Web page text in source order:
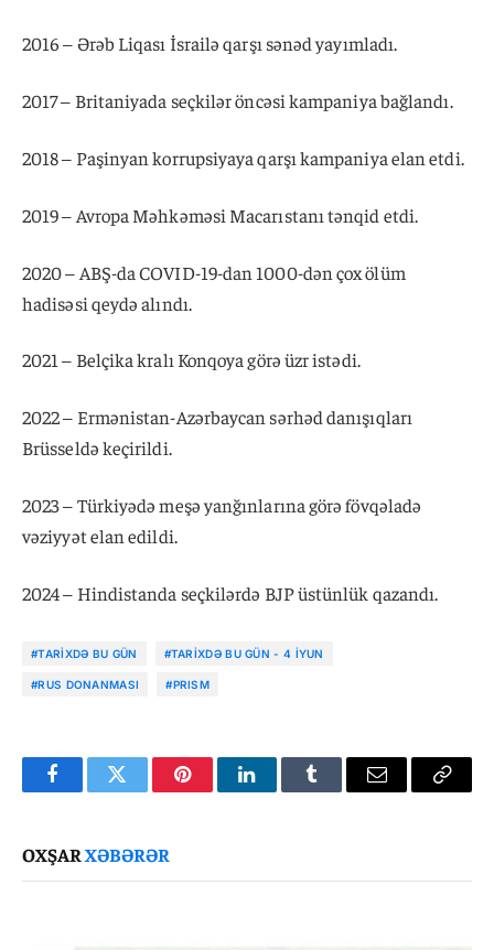
2016 – Ərəb Liqası İsrailə qarşı sənəd yayımladı.
2017 – Britaniyada seçkilər öncəsi kampaniya bağlandı.
2018 – Paşinyan korrupsiyaya qarşı kampaniya elan etdi.
2019 – Avropa Məhkəməsi Macarıstanı tənqid etdi.
2020 – ABŞ-da COVID-19-dan 1000-dən çox ölüm
hadisəsi qeydə alındı.
2021 – Belçika kralı Konqoya görə üzr istədi.
2022 – Ermənistan-Azərbaycan sərhəd danışıqları
Brüsseldə keçirildi.
2023 – Türkiyədə meşə yanğınlarına görə fövqəladə
vəziyyət elan edildi.
2024 – Hindistanda seçkilərdə BJP üstünlük qazandı.
#TARIXDƏ BU GÜN #TARIXDƏ BU GÜN - 4 İYUN
#RUS DONANMASI #PRISM
FacebookTwitter PinterestLinkedInTumblr Email
Copy
OXŞARXƏBƏRƏR